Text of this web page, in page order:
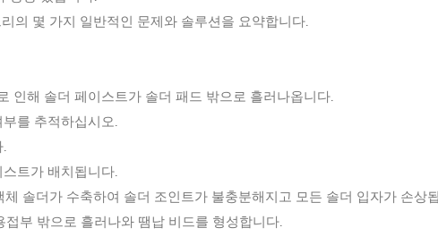
의 몇 가지 일반적인 문제와 솔루션을 요약합니다.
인해 솔더 페이스트가 솔더 패드 밖으로 흘러나옵니다.
를 추적하십시오.
트가 배치됩니다.
솔더가 수축하여 솔더 조인트가 불충분해지고 모든 솔더 입자가 손상
부 밖으로 흘러나와 땜납 비드를 형성합니다.